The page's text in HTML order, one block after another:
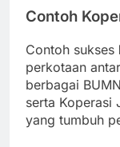
Contoh
Contoh sukses
perkotaan
berbagai
serta Koperasi
yang tumbuh